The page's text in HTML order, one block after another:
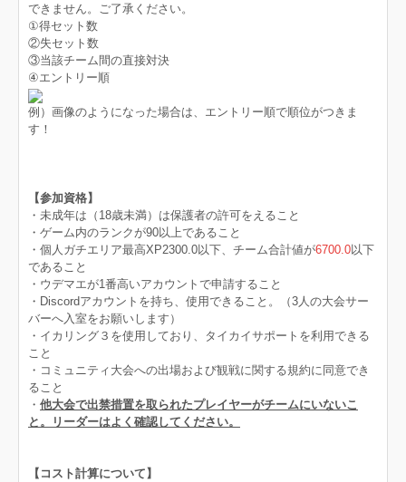
できません。ご了承ください。
①得セット数
②失セット数
③当該チーム間の直接対決
④エントリー順
例）画像のようになった場合は、エントリー順で順位がつきま
す！
【参加資格】
・未成年は（18歳未満）は保護者の許可をえること
・ゲーム内のランクが90以上であること
・個人ガチエリア最高XP2300.0以下、チーム合計値が6700.0以下
であること
・ウデマエが1番高いアカウントで申請すること
・Discordアカウントを持ち、使用できること。（3人の大会サー
バーへ入室をお願いします）
・イカリング３を使用しており、タイカイサポートを利用できる
こと
・コミュニティ大会への出場および観戦に関する規約に同意でき
ること
・ 他大会で出禁措置を取られたプレイヤーがチームにいないこ
と。リーダーはよく確認してください。
【コスト計算について】